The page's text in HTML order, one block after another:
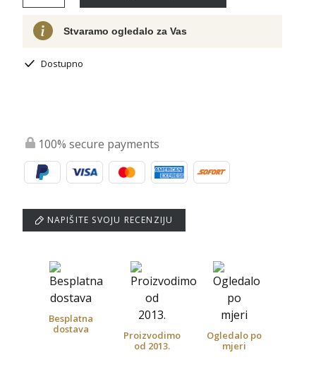
Stvaramo ogledalo za Vas
Dostupno
100% secure payments
NAPIŠITE SVOJU RECENZIJU
Besplatna
dostava
Proizvodimo
od 2013.
Ogledalo po
mjeri